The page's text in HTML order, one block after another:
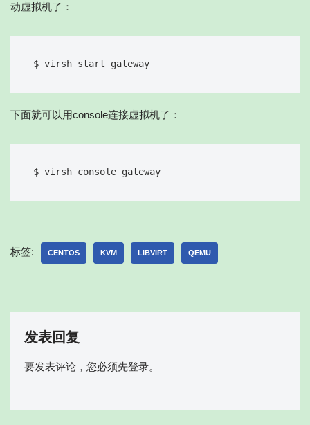
动虚拟机了：
下面就可以用console连接虚拟机了：
$ virsh console gateway
标签: CENTOS KVM LIBVIRT QEMU
发表回复
要发表评论，您必须先登录。